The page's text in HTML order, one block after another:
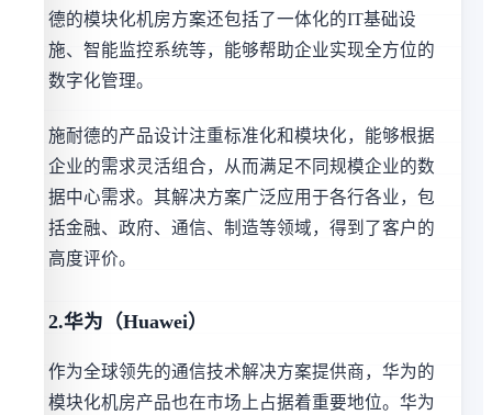
德的模块化机房方案还包括了一体化的IT基础设
施、智能监控系统等，能够帮助企业实现全方位的
数字化管理。
施耐德的产品设计注重标准化和模块化，能够根据
企业的需求灵活组合，从而满足不同规模企业的数
据中心需求。其解决方案广泛应用于各行各业，包
括金融、政府、通信、制造等领域，得到了客户的
高度评价。
2.华为（Huawei）
作为全球领先的通信技术解决方案提供商，华为的
模块化机房产品也在市场上占据着重要地位。华为